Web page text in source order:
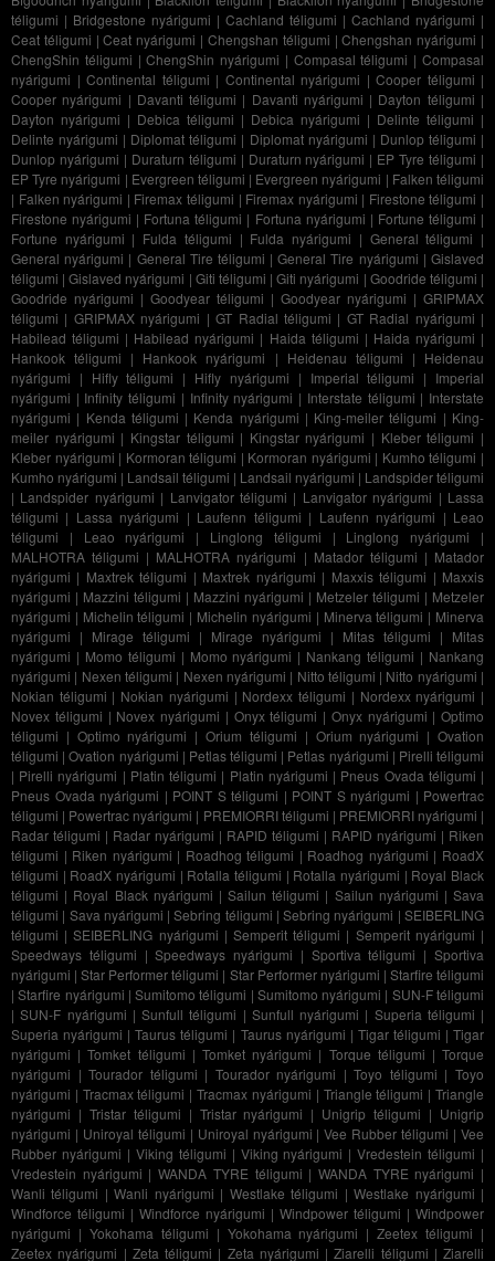
téligumi | Bridgestone nyárigumi | Cachland téligumi | Cachland nyárigumi |
Ceat téligumi |Ceat nyárigumi | Chengshan téligumi |Chengshan nyárigumi |
ChengShin téligumi |ChengShin nyárigumi | Compasal téligumi |Compasal
nyárigumi | Continental téligumi | Continental nyárigumi | Cooper téligumi |
Cooper nyárigumi | Davanti téligumi | Davanti nyárigumi | Dayton téligumi |
Dayton nyárigumi | Debica téligumi | Debica nyárigumi | Delinte téligumi |
Delinte nyárigumi | Diplomat téligumi | Diplomat nyárigumi | Dunlop téligumi |
Dunlop nyárigumi | Duraturn téligumi | Duraturn nyárigumi | EP Tyre téligumi |
EP Tyre nyárigumi | Evergreen téligumi | Evergreen nyárigumi | Falken téligumi
| Falken nyárigumi | Firemax téligumi | Firemax nyárigumi | Firestone téligumi |
Firestone nyárigumi | Fortuna téligumi | Fortuna nyárigumi | Fortune téligumi |
Fortune nyárigumi | Fulda téligumi | Fulda nyárigumi | General téligumi |
General nyárigumi | General Tire téligumi |General Tire nyárigumi |Gislaved
téligumi |Gislaved nyárigumi | Giti téligumi |Giti nyárigumi | Goodride téligumi |
Goodride nyárigumi | Goodyear téligumi | Goodyear nyárigumi | GRIPMAX
téligumi | GRIPMAX nyárigumi |GT Radial téligumi | GT Radial nyárigumi |
Habilead téligumi | Habilead nyárigumi | Haida téligumi | Haida nyárigumi |
Hankook téligumi | Hankook nyárigumi | Heidenau téligumi | Heidenau
nyárigumi | Hifly téligumi | Hifly nyárigumi | Imperial téligumi | Imperial
nyárigumi | Infinity téligumi | Infinity nyárigumi | Interstate téligumi | Interstate
nyárigumi | Kenda téligumi | Kenda nyárigumi | King-meiler téligumi | King-
meiler nyárigumi | Kingstar téligumi | Kingstar nyárigumi | Kleber téligumi |
Kleber nyárigumi | Kormoran téligumi | Kormoran nyárigumi | Kumho téligumi |
Kumho nyárigumi | Landsail téligumi | Landsail nyárigumi | Landspider téligumi
| Landspider nyárigumi | Lanvigator téligumi | Lanvigator nyárigumi | Lassa
téligumi | Lassa nyárigumi | Laufenn téligumi | Laufenn nyárigumi | Leao
téligumi | Leao nyárigumi | Linglong téligumi | Linglong nyárigumi |
MALHOTRA téligumi | MALHOTRA nyárigumi | Matador téligumi | Matador
nyárigumi | Maxtrek téligumi | Maxtrek nyárigumi | Maxxis téligumi | Maxxis
nyárigumi | Mazzini téligumi | Mazzini nyárigumi | Metzeler téligumi | Metzeler
nyárigumi | Michelin téligumi | Michelin nyárigumi | Minerva téligumi | Minerva
nyárigumi | Mirage téligumi | Mirage nyárigumi | Mitas téligumi | Mitas
nyárigumi | Momo téligumi | Momo nyárigumi | Nankang téligumi | Nankang
nyárigumi | Nexen téligumi | Nexen nyárigumi | Nitto téligumi | Nitto nyárigumi |
Nokian téligumi | Nokian nyárigumi | Nordexx téligumi | Nordexx nyárigumi |
Novex téligumi | Novex nyárigumi | Onyx téligumi | Onyx nyárigumi | Optimo
téligumi | Optimo nyárigumi |Orium téligumi | Orium nyárigumi |Ovation
téligumi |Ovation nyárigumi | Petlas téligumi | Petlas nyárigumi | Pirelli téligumi
| Pirelli nyárigumi | Platin téligumi | Platin nyárigumi | Pneus Ovada téligumi |
Pneus Ovada nyárigumi | POINT S téligumi | POINT S nyárigumi | Powertrac
téligumi | Powertrac nyárigumi | PREMIORRI téligumi | PREMIORRI nyárigumi |
Radar téligumi | Radar nyárigumi | RAPID téligumi | RAPID nyárigumi | Riken
téligumi | Riken nyárigumi | Roadhog téligumi | Roadhog nyárigumi | RoadX
téligumi | RoadX nyárigumi | Rotalla téligumi | Rotalla nyárigumi | Royal Black
téligumi | Royal Black nyárigumi |Sailun téligumi | Sailun nyárigumi |Sava
téligumi | Sava nyárigumi |Sebring téligumi |Sebring nyárigumi |SEIBERLING
téligumi |SEIBERLING nyárigumi |Semperit téligumi | Semperit nyárigumi |
Speedways téligumi |Speedways nyárigumi | Sportiva téligumi |Sportiva
nyárigumi |Star Performer téligumi | Star Performer nyárigumi | Starfire téligumi
|Starfire nyárigumi |Sumitomo téligumi | Sumitomo nyárigumi | SUN-F téligumi
|SUN-F nyárigumi | Sunfull téligumi | Sunfull nyárigumi | Superia téligumi |
Superia nyárigumi |Taurus téligumi | Taurus nyárigumi | Tigar téligumi |Tigar
nyárigumi |Tomket téligumi | Tomket nyárigumi | Torque téligumi |Torque
nyárigumi |Tourador téligumi | Tourador nyárigumi |Toyo téligumi |Toyo
nyárigumi | Tracmax téligumi |Tracmax nyárigumi | Triangle téligumi |Triangle
nyárigumi | Tristar téligumi | Tristar nyárigumi | Unigrip téligumi | Unigrip
nyárigumi | Uniroyal téligumi | Uniroyal nyárigumi |Vee Rubber téligumi |Vee
Rubber nyárigumi | Viking téligumi | Viking nyárigumi |Vredestein téligumi |
Vredestein nyárigumi |WANDA TYRE téligumi | WANDA TYRE nyárigumi |
Wanli téligumi |Wanli nyárigumi | Westlake téligumi |Westlake nyárigumi |
Windforce téligumi | Windforce nyárigumi | Windpower téligumi | Windpower
nyárigumi | Yokohama téligumi | Yokohama nyárigumi |Zeetex téligumi |
Zeetex nyárigumi | Zeta téligumi | Zeta nyárigumi |Ziarelli téligumi | Ziarelli